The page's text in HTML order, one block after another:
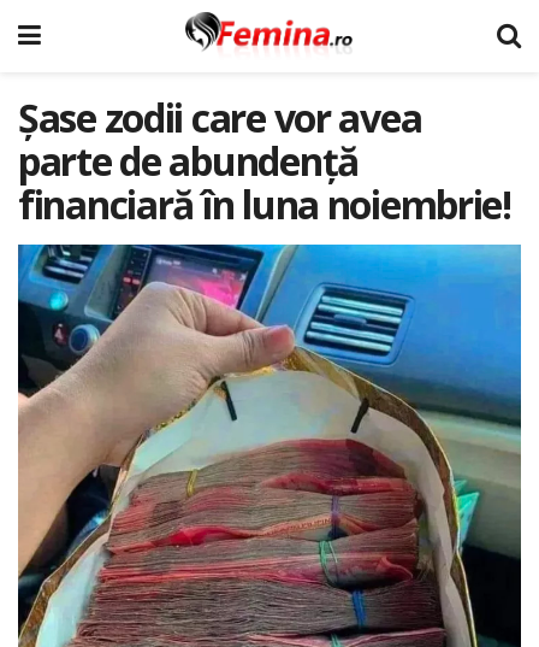
Șase zodii care vor avea
parte de abundență
financiară în luna noiembrie!